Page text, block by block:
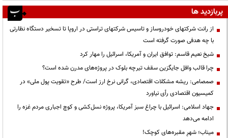
پربازدید ها
از رانت‌ شرکتهای خودروساز و تاسیس شرکتهای تراستی در اروپا تا تسخیر دستگاه نظارتی
با چه هدفی صورت گرفته است
شیخ نعیم قاسم: توافق ایران و آمریکا، اسرائیل را مهار کرد
چرا قالب وافل جایگزین سقف تیرچه بلوک در پروژه‌های مدرن شده است؟
صمصامی: ریشه مشکلات اقتصادی، گرانی نرخ ارز است/ طرح «تقویت پول ملی» در
کمیسیون اقتصادی رأی نیاورد
جهاد اسلامی: اسرائیل با چراغ سبز آمریکا، پروژه نسل‌کشی و کوچ اجباری مردم غزه را
ادامه می‌دهد
میناب؛ شهرِ مقبره‌های کوچک!